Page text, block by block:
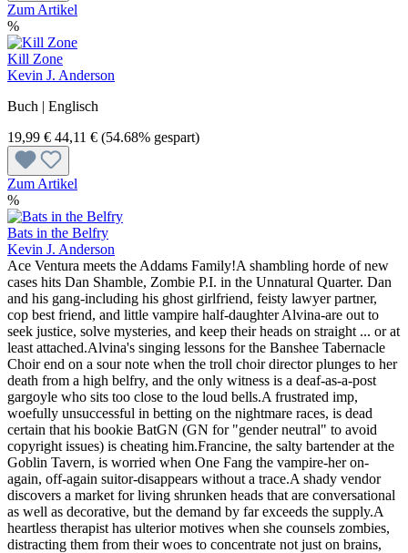
Zum Artikel
%
Kill Zone
Kevin J. Anderson
Buch | Englisch
19,99 € 44,11 € (54.68% gespart)
Zum Artikel
%
Bats in the Belfry
Kevin J. Anderson
Ace Ventura meets the Addams Family!A shambling horde of new
cases hits Dan Shamble, Zombie P.I. in the Unnatural Quarter. Dan
and his gang-including his ghost girlfriend, feisty lawyer partner,
cop best friend, and little vampire half-daughter Alvina-are out to
seek justice, solve mysteries, and keep their heads on straight ... or at
least attached.Alvina's singing lessons for the Banshee Tabernacle
Choir end on a sour note when the troll choir director plunges to her
death from a high belfry, and the only witness is a deaf-as-a-post
gargoyle who sits too close to the loud bells.A frustrated imp,
woefully unsuccessful in betting on the nightmare races, is dead
certain that his bookie BatGN (GN for "gender neutral" to avoid
copyright issues) is cheating him.Francine, the salty bartender at the
Goblin Tavern, is worried when One Fang the vampire-her on-
again, off-again suitor-disappears without a trace.A shady vendor
discovers a market for living shrunken heads that are conversational
as well as decorative, but the demand by far exceeds the supply.A
heartless therapist has ulterior motives when she counsels zombies,
distracting them from their woes to concentrate not just on brains,